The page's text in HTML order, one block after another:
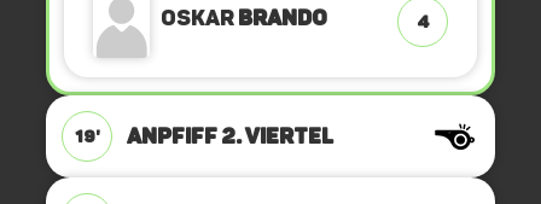
OskarBrando 4
19' ANPFIFF 2. Viertel